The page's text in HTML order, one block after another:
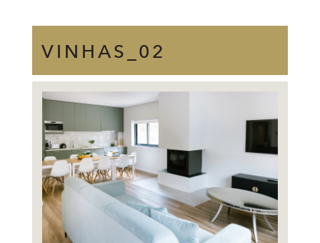
VINHAS_02